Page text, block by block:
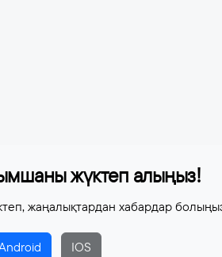
жүктеп алыңыз!
жаңалықтардан хабардар
IOS